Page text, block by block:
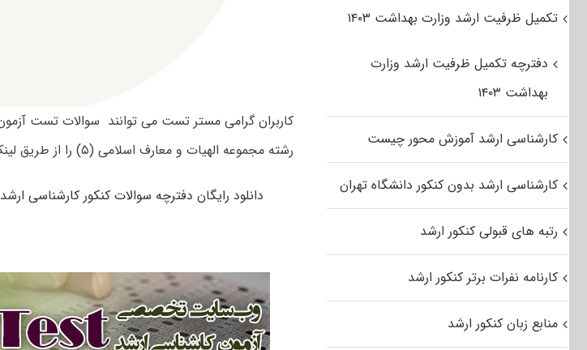
رشته مجموعه الهیات و معارف اسلامی (۵) را از طریق لینک زیر به صورت رایگان دانلود نمایند.
دانلود رایگان دفترچه سوالات کنکور کارشناسی ارشد ۹۵ مجموعه الهیات و معارف اسلامی (۵)
تکمیل ظرفیت ارشد وزارت بهداشت ۱۴۰۳
دفترچه تکمیل ظرفیت ارشد وزارت
بهداشت ۱۴۰۳
کارشناسی ارشد آموزش محور چیست
کارشناسی ارشد بدون کنکور دانشگاه تهران
رتبه های قبولی کنکور ارشد
کارنامه نفرات برتر کنکور ارشد
منابع زبان کنکور ارشد